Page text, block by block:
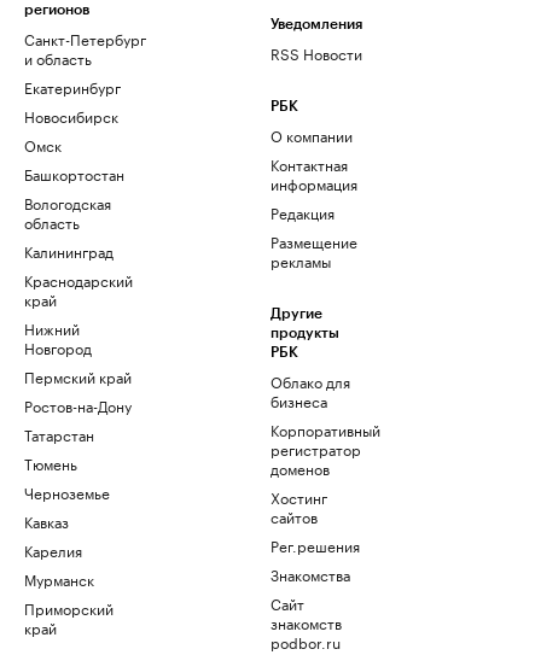
регионов
Санкт-Петербург
и область
Екатеринбург
Новосибирск
Омск
Башкортостан
Вологодская
область
Калининград
Краснодарский
край
Нижний
Новгород
Пермский край
Ростов-на-Дону
Татарстан
Тюмень
Черноземье
Кавказ
Карелия
Мурманск
Приморский
край
Уведомления
RSS Новости
РБК
О компании
Контактная
информация
Редакция
Размещение
рекламы
Другие
продукты
РБК
Облако для
бизнеса
Корпоративный
регистратор
доменов
Хостинг
сайтов
Рег.решения
Знакомства
Сайт
знакомств
podbor.ru